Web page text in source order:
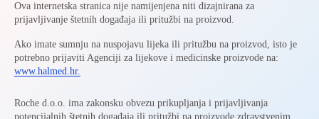
Ova internetska stranica nije namijenjena niti dizajnirana za
prijavljivanje štetnih događaja ili pritužbi na proizvod.
Ako imate sumnju na nuspojavu lijeka ili pritužbu na proizvod, isto je
potrebno prijaviti Agenciji za lijekove i medicinske proizvode na:
www.halmed.hr.
Roche d.o.o. ima zakonsku obvezu prikupljanja i prijavljivanja
potencijalnih štetnih događaja ili pritužbi na proizvode zdravstvenim